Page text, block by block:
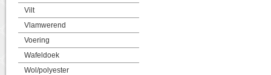
Vilt
Vlamwerend
Voering
Wafeldoek
Wol/polyester